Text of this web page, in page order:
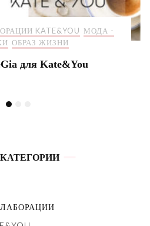
KATE&YOU МОДА -
ОБРАЗ ЖИЗНИ
для Kate&You